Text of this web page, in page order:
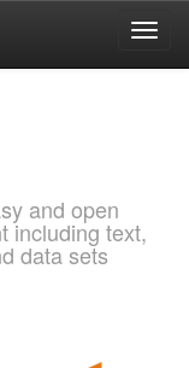
and open
including text,
data sets